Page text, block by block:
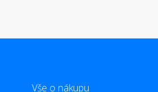
Vše o nákupu